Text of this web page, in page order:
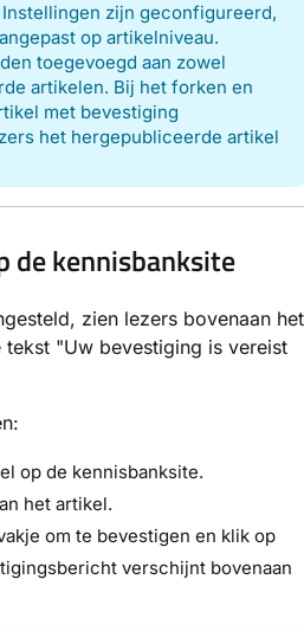
zijn geconfigureerd,
op artikelniveau.
toegevoegd aan zowel
artikelen. Bij het forken en
met bevestiging
het hergepubliceerde artikel
de kennisbanksite
zien lezers bovenaan het
"Uw bevestiging is vereist
op de kennisbanksite.
het artikel.
om te bevestigen en klik op
verschijnt bovenaan